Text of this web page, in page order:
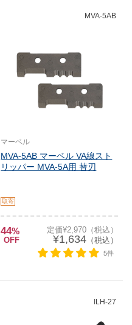
MVA-5AB
マーベル
MVA-5AB マーベル VA線スト
リッパー MVA-5A用 替刃
取寄
44%
OFF
定価¥2,970（税込）
¥1,634（税込）
5件
ILH-27